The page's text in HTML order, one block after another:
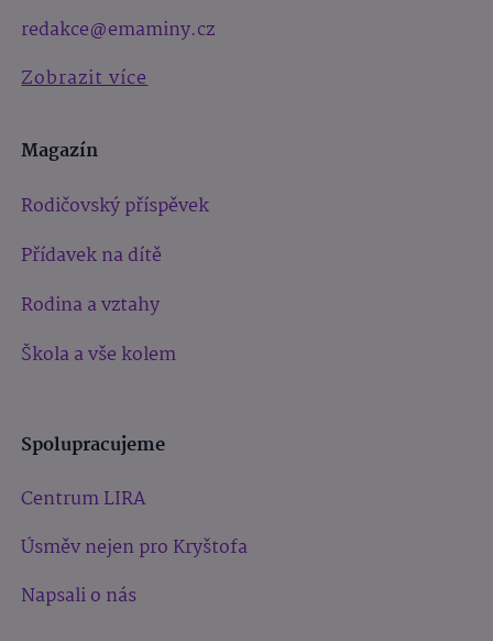
redakce@emaminy.cz
Zobrazit více
Magazín
Rodičovský příspěvek
Přídavek na dítě
Rodina a vztahy
Škola a vše kolem
Spolupracujeme
Centrum LIRA
Úsměv nejen pro Kryštofa
Napsali o nás